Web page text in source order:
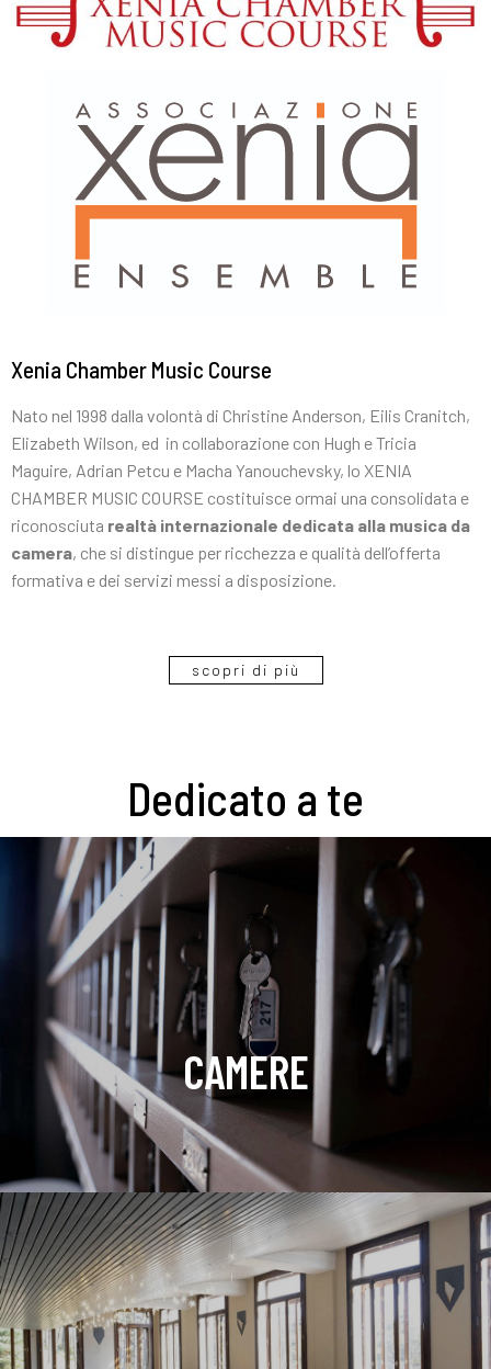
Xenia Chamber Music Course
Nato nel 1998 dalla volontà di Christine Anderson, Eilis Cranitch,
Elizabeth Wilson, ed in collaborazione con Hugh e Tricia
Maguire, Adrian Petcu e Macha Yanouchevsky, lo XENIA
CHAMBER MUSIC COURSE costituisce ormai una consolidata e
riconosciuta realtà internazionale dedicata alla musica da
camera, che si distingue per ricchezza e qualità dell’offerta
formativa e dei servizi messi a disposizione.
scopri di più
Dedicato a te
CAMERE